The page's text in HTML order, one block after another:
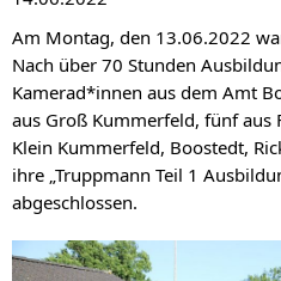
Am Montag, den 13.06.2022
Nach über 70 Stunden
Kamerad*innen aus dem Amt
aus Groß Kummerfeld, fünf aus
Klein Kummerfeld, Boostedt,
ihre „Truppmann Teil 1
abgeschlossen.